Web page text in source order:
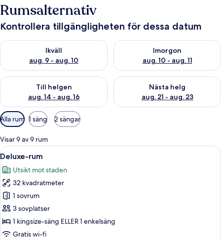
Rumsalternativ
Kontrollera tillgängligheten för dessa datum
Ikväll
aug. 9 - aug. 10
Kontrollera tillgängligheten för ikväll aug. 9 - aug. 10
Imorgon
aug. 10 - aug. 11
Kontrollera tillgängligheten
Till helgen
aug. 14 - aug. 16
Kontrollera tillgängligheten för den här helgen aug. 14 - aug.
Nästa helg
aug. 21 - aug. 23
Kontrollera tillgängligheten
Tillgängliga
filter
för
rum
Alla rum 1 säng 2 sängar
Visar 9 av 9 rum
Öppna
alla
foton
för
Deluxe-
rum
Ett hotellrum med två sängar, ett
5
Deluxe-rum
Utsikt mot staden
32 kvadratmeter
1 sovrum
3 sovplatser
1 kingsize-säng ELLER 1 enkelsäng
Gratis wi-fi